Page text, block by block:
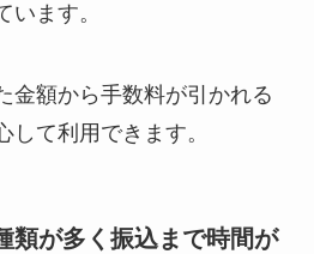
います。
金額から手数料が引かれる
て利用できます。
類が多く振込まで時間が